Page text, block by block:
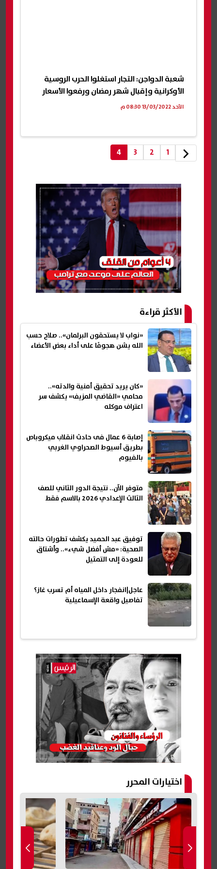
شعبة الدواجن: التجار استغلوا الحرب الروسية
الأوكرانية وإقبال شهر رمضان ورفعوا الأسعار
الأحد 13/03/2022 08:30 م
1
2
3
4
الأكثر قراءة
«نواب لا يستحقون البرلمان».. صلاح حسب
الله يشن هجومًا على أداء بعض الأعضاء
«كان يريد تحقيق أمنية والدته»..
محامي «القاضي المزيف» يكشف سر
اعتراف موكله
إصابة 6 عمال فى حادث انقلاب ميكروباص
بطريق أسيوط الصحراوي الغربي
بالفيوم
متوفر الآن.. نتيجة الدور الثاني للصف
الثالث الإعدادي 2026 بالاسم فقط
توفيق عبد الحميد يكشف تطورات حالته
الصحية: «مش أفضل شيء».. وأشتاق
للعودة إلى التمثيل
عاجل|انفجار داخل المياه أم تسرب غاز؟
تفاصيل واقعة الإسماعيلية
اختيارات المحرر